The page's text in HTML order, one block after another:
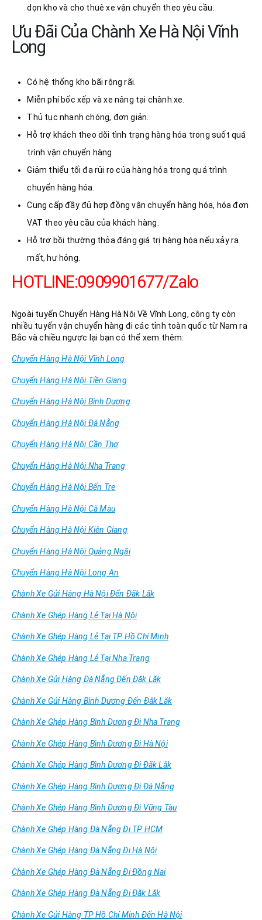
dọn kho và cho thuê xe vận chuyển theo yêu cầu.
Ưu Đãi Của Chành Xe Hà Nội Vĩnh
Long
Có hệ thống kho bãi rộng rãi.
Miễn phí bốc xếp và xe nâng tại chành xe.
Thủ tục nhanh chóng, đơn giản.
Hỗ trợ khách theo dõi tình trạng hàng hóa trong suốt quá
trình vận chuyển hàng
Giảm thiểu tối đa rủi ro của hàng hóa trong quá trình
chuyển hàng hóa.
Cung cấp đầy đủ hợp đồng vận chuyển hàng hóa, hóa đơn
VAT theo yêu cầu của khách hàng.
Hỗ trợ bồi thường thỏa đáng giá trị hàng hóa nếu xảy ra
mất, hư hỏng.
HOTLINE:0909901677/Zalo
Ngoài tuyến Chuyển Hàng Hà Nội Về Vĩnh Long, công ty còn
nhiều tuyến vận chuyển hàng đi các tỉnh toàn quốc từ Nam ra
Bắc và chiều ngược lại bạn có thể xem thêm:
Chuyển Hàng Hà Nội Vĩnh Long
Chuyển Hàng Hà Nội Tiền Giang
Chuyển Hàng Hà Nội Bình Dương
Chuyển Hàng Hà Nội Đà Nẵng
Chuyển Hàng Hà Nội Cần Thơ
Chuyển Hàng Hà Nội Nha Trang
Chuyển Hàng Hà Nội Bến Tre
Chuyển Hàng Hà Nội Cà Mau
Chuyển Hàng Hà Nội Kiên Giang
Chuyển Hàng Hà Nội Quảng Ngãi
Chuyển Hàng Hà Nội Long An
Chành Xe Gửi Hàng Hà Nội Đến Đăk Lăk
Chành Xe Ghép Hàng Lẻ Tại Hà Nội
Chành Xe Ghép Hàng Lẻ Tại TP Hồ Chí Minh
Chành Xe Ghép Hàng Lẻ Tại Nha Trang
Chành Xe Gửi Hàng Đà Nẵng Đến Đăk Lăk
Chành Xe Gửi Hàng Bình Dương Đến Đăk Lăk
Chành Xe Ghép Hàng Bình Dương Đi Nha Trang
Chành Xe Ghép Hàng Bình Dương Đi Hà Nội
Chành Xe Ghép Hàng Bình Dương Đi Đăk Lăk
Chành Xe Ghép Hàng Bình Dương Đi Đà Nẵng
Chành Xe Ghép Hàng Bình Dương Đi Vũng Tàu
Chành Xe Ghép Hàng Đà Nẵng Đi TP HCM
Chành Xe Ghép Hàng Đà Nẵng Đi Hà Nội
Chành Xe Ghép Hàng Đà Nẵng Đi Đồng Nai
Chành Xe Ghép Hàng Đà Nẵng Đi Đăk Lăk
Chành Xe Gửi Hàng TP Hồ Chí Minh Đến Hà Nội